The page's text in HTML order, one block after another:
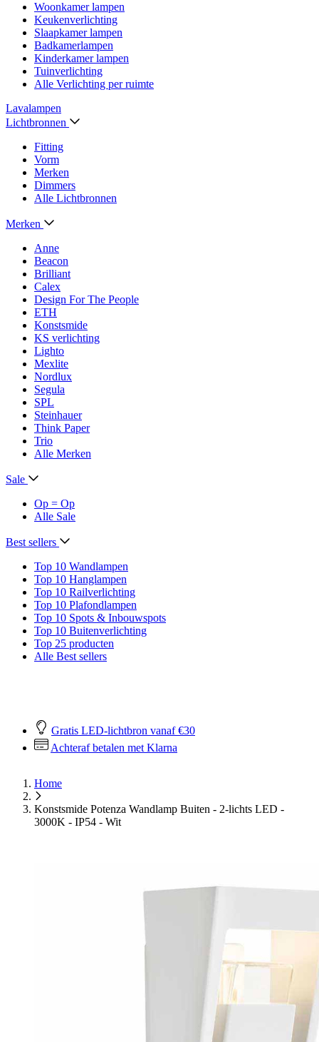
Woonkamer lampen
Keukenverlichting
Slaapkamer lampen
Badkamerlampen
Kinderkamer lampen
Tuinverlichting
Alle Verlichting per ruimte
Lavalampen
Lichtbronnen
Fitting
Vorm
Merken
Dimmers
Alle Lichtbronnen
Merken
Anne
Beacon
Brilliant
Calex
Design For The People
ETH
Konstsmide
KS verlichting
Lighto
Mexlite
Nordlux
Segula
SPL
Steinhauer
Think Paper
Trio
Alle Merken
Sale
Op = Op
Alle Sale
Best sellers
Top 10 Wandlampen
Top 10 Hanglampen
Top 10 Railverlichting
Top 10 Plafondlampen
Top 10 Spots & Inbouwspots
Top 10 Buitenverlichting
Top 25 producten
Alle Best sellers
Gratis LED-lichtbron vanaf €30
Achteraf betalen met Klarna
Home
Konstsmide Potenza Wandlamp Buiten - 2-lichts LED -
3000K - IP54 - Wit